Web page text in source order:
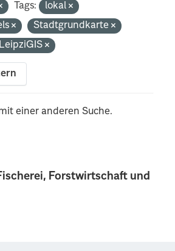
Forstwirtschaft und
Tags:
lokal
Stadtgrundkarte
LeipziGIS
einer anderen Suche.